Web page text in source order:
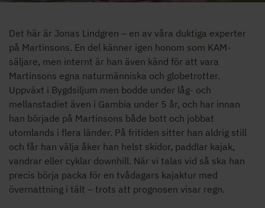
Det här är Jonas Lindgren – en av våra duktiga experter
på Martinsons. En del känner igen honom som KAM-
säljare, men internt är han även känd för att vara
Martinsons egna naturmänniska och globetrotter.
Uppväxt i Bygdsiljum men bodde under låg- och
mellanstadiet även i Gambia under 5 år, och har innan
han började på Martinsons både bott och jobbat
utomlands i flera länder. På fritiden sitter han aldrig still
och får han välja åker han helst skidor, paddlar kajak,
vandrar eller cyklar downhill. När vi talas vid så ska han
precis börja packa för en tvådagars kajaktur med
övernattning i tält – trots att prognosen visar regn.